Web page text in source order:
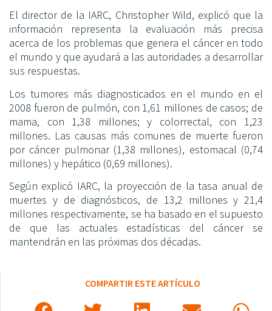
El director de la IARC, Christopher Wild, explicó que la
información representa la evaluación más precisa
acerca de los problemas que genera el cáncer en todo
el mundo y que ayudará a las autoridades a desarrollar
sus respuestas.
Los tumores más diagnosticados en el mundo en el
2008 fueron de pulmón, con 1,61 millones de casos; de
mama, con 1,38 millones; y colorrectal, con 1,23
millones. Las causas más comunes de muerte fueron
por cáncer pulmonar (1,38 millones), estomacal (0,74
millones) y hepático (0,69 millones).
Según explicó IARC, la proyección de la tasa anual de
muertes y de diagnósticos, de 13,2 millones y 21,4
millones respectivamente, se ha basado en el supuesto
de que las actuales estadísticas del cáncer se
mantendrán en las próximas dos décadas.
COMPARTIR ESTE ARTÍCULO